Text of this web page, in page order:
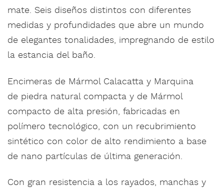
mate. Seis diseños distintos con diferentes
medidas y profundidades que abre un mundo
de elegantes tonalidades, impregnando de estilo
la estancia del baño.
Encimeras de Mármol Calacatta y Marquina
de piedra natural compacta y de Mármol
compacto de alta presión, fabricadas en
polímero tecnológico, con un recubrimiento
sintético con color de alto rendimiento a base
de nano partículas de última generación.
Con gran resistencia a los rayados, manchas y